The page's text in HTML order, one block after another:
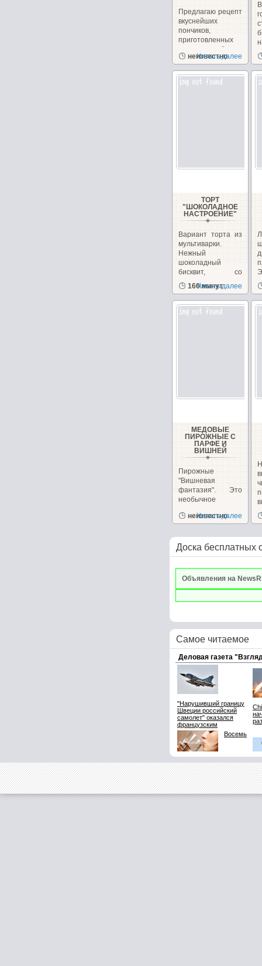
Предлагаю рецепт
вкуснейших
пончиков,
приготовленных
на сгущённом
молоке с
неизвестно
Читать далее
ТОРТ
"ШОКОЛАДНОЕ
НАСТРОЕНИЕ"
Вариант торта из
мультиварки.
Нежный
шоколадный
бисквит, со
сметанным
кремом...
160 минут
Читать далее
МЕДОВЫЕ
ПИРОЖНЫЕ С
ПАРФЕ И
ВИШНЕЙ
Пирожные
"Вишневая
фантазия". Это
необычное
сочетает в себе,...
неизвестно
Читать далее
Доска бесплатных
Объявления на
Самое читаемое